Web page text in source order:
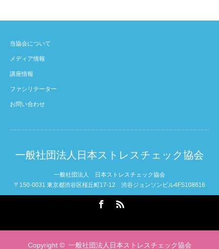
当協会について
メディア情報
講座情報
ファシリテーター
お問い合わせ
一般社団法人日本ストレスチェック協会
一般社団法人 日本ストレスチェック協会
〒150-0031 東京都渋谷区桜丘町17-12 渋谷ジョンソンビル4FS108616
Copyright © 一般社団法人日本ストレスチェック協会